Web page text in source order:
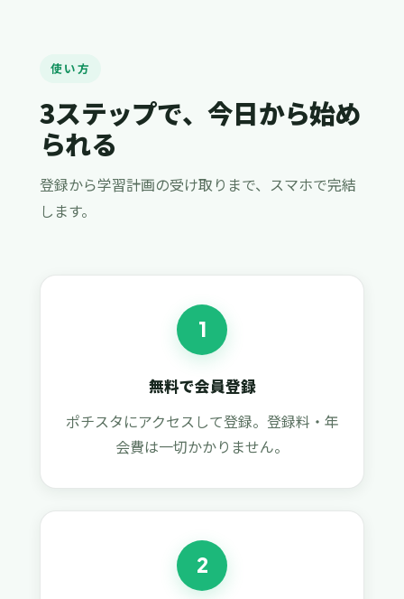
使い方
3ステップで、今日から始め
られる
登録から学習計画の受け取りまで、スマホで完結
します。
1
無料で会員登録
ポチスタにアクセスして登録。登録料・年
会費は一切かかりません。
2